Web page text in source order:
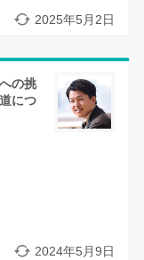
2025年5月2日
の挑
につ
2024年5月9日